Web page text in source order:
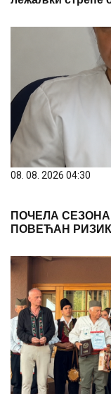
08. 08. 2026 04:30
ПОЧЕЛА
ПОВЕЋАН